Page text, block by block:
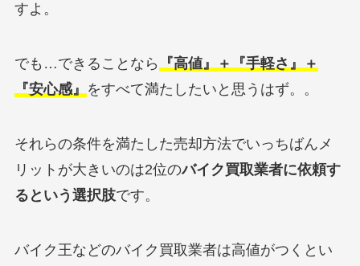
すよ。
でも…できることなら
『高値』＋『手軽さ』＋
『安心感』 をすべて満たしたいと思うはず。。
それらの条件を満たした売却方法でいっちばんメ
リットが大きいのは2位のバイク買取業者に依頼す
るという選択肢です。
バイク王などのバイク買取業者は高値がつくとい